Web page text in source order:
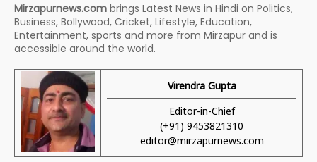
Mirzapurnews.com brings Latest News in Hindi on Politics,
Business, Bollywood, Cricket, Lifestyle, Education,
Entertainment, sports and more from Mirzapur and is
accessible around the world.
Virendra Gupta
Editor-in-Chief
(+91) 9453821310
editor@mirzapurnews.com